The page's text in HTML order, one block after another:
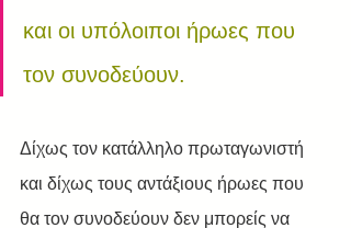
και οι υπόλοιποι ήρωες που
τον συνοδεύουν.
Δίχως τον κατάλληλο πρωταγωνιστή
και δίχως τους αντάξιους ήρωες που
θα τον συνοδεύουν δεν μπορείς να